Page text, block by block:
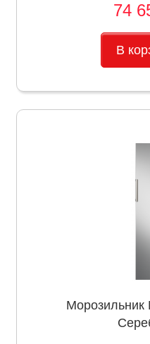
74
В
Морозильник